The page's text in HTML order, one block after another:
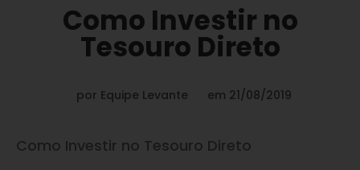
Como Investir no
Tesouro Direto
por Equipe Levante em 21/08/2019
Como Investir no Tesouro Direto